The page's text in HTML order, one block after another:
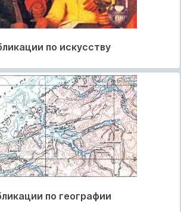
по искусству
по географии